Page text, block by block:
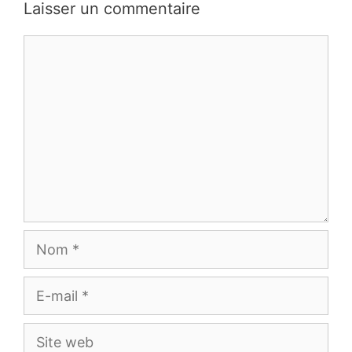
commentaires
Laisser un commentaire
Nom
E-
mail
Site